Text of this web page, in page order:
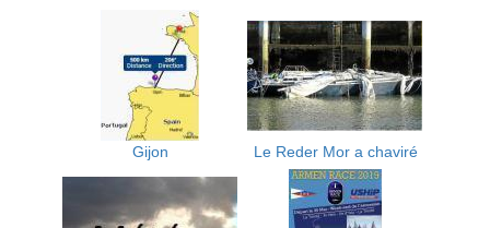
Gijon Le Reder Mor a chaviré